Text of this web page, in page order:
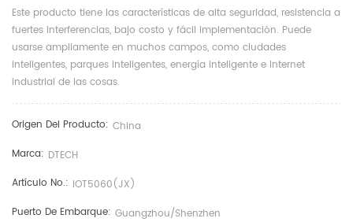
Este producto tiene las características de alta seguridad, resistencia a
fuertes interferencias, bajo costo y fácil implementación. Puede
usarse ampliamente en muchos campos, como ciudades
inteligentes, parques inteligentes, energía inteligente e Internet
industrial de las cosas.
Origen Del Producto: China
Marca: DTECH
Artículo No.: IOT5060(JX)
Puerto De Embarque: Guangzhou/Shenzhen